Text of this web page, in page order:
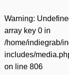
Warning:
array key 0 in
/home/indiegrab/
includes/
on line 806